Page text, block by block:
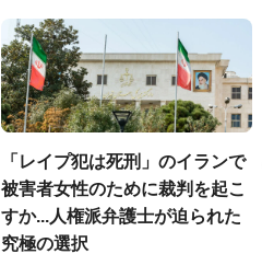
「レイプ犯は死刑」のイランで
被害者女性のために裁判を起こ
すか...人権派弁護士が迫られた
究極の選択